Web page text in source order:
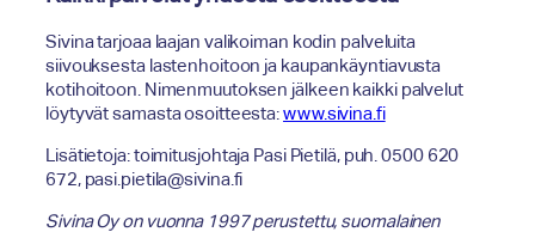
Sivina tarjoaa laajan valikoiman kodin palveluita
siivouksesta lastenhoitoon ja kaupankäyntiavusta
kotihoitoon. Nimenmuutoksen jälkeen kaikki palvelut
löytyvät samasta osoitteesta:www.sivina.fi
Lisätietoja: toimitusjohtaja Pasi Pietilä, puh. 0500 620
672, pasi.pietila@sivina.fi
Sivina Oy on vuonna 1997 perustettu, suomalainen